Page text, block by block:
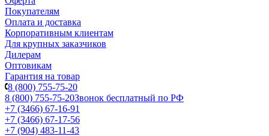
Покупателям
Оплата и доставка
Корпоративным клиентам
Для крупных заказчиков
Дилерам
Оптовикам
Гарантия на товар
8 (800) 755-75-20
8 (800) 755-75-20Звонок бесплатный по РФ
+7 (3466) 67-16-91
+7 (3466) 67-17-56
+7 (904) 483-11-43